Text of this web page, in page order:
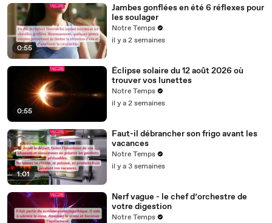
0:55
Jambes gonflées en été 6 réflexes pour
les soulager
Notre Temps
il y a 2 semaines
0:55
Éclipse solaire du 12 août 2026 où
trouver vos lunettes
Notre Temps
il y a 2 semaines
1:01
Faut-il débrancher son frigo avant les
vacances
Notre Temps
il y a 3 semaines
Nerf vague - le chef d’orchestre de
votre digestion
Notre Temps